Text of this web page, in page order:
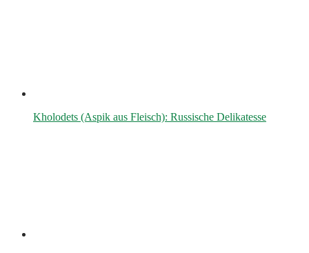
Kholodets (Aspik aus Fleisch): Russische Delikatesse